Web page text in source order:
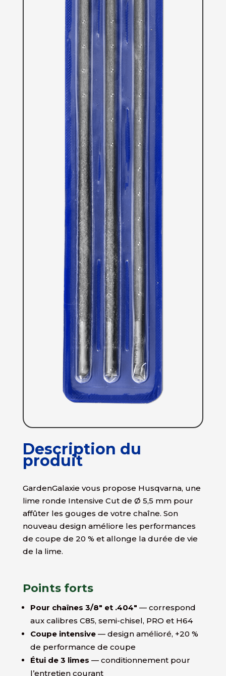
Description du
produit
GardenGalaxie vous propose Husqvarna, une
lime ronde Intensive Cut de Ø 5,5 mm pour
affûter les gouges de votre chaîne. Son
nouveau design améliore les performances
de coupe de 20 % et allonge la durée de vie
de la lime.
Points forts
Pour chaînes 3/8″ et .404″ — correspond
aux calibres C85, semi-chisel, PRO et H64
Coupe intensive— design amélioré, +20 %
de performance de coupe
Étui de 3 limes — conditionnement pour
l’entretien courant